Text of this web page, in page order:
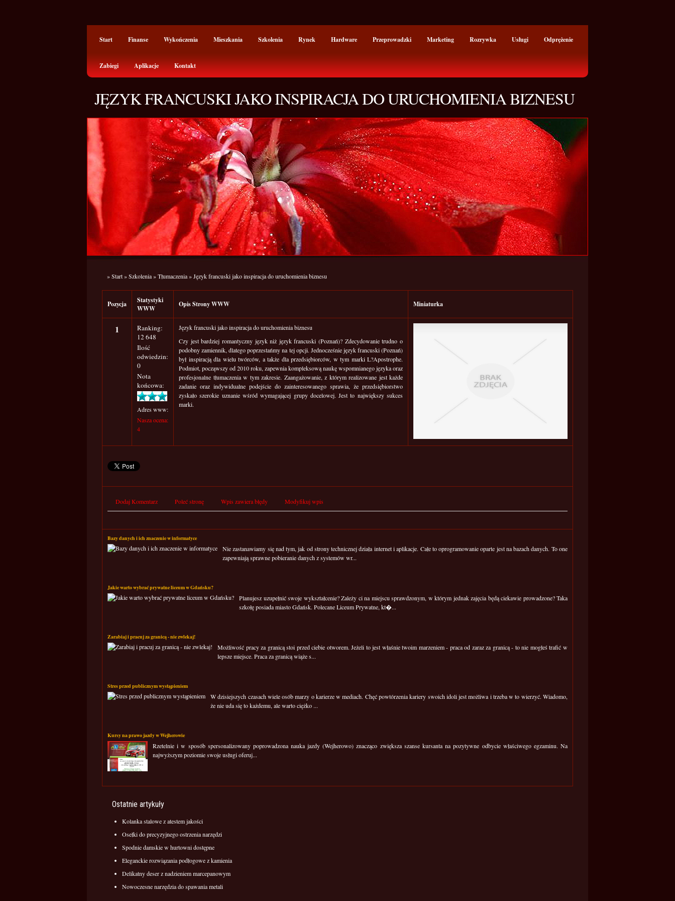
Start Finanse Wykończenia Mieszkania Szkolenia Rynek Hardware Przeprowadzki Marketing Rozrywka Usługi Odprężenie
Zabiegi Aplikacje Kontakt
JĘZYK FRANCUSKI JAKO INSPIRACJA DO URUCHOMIENIA BIZNESU
»Start»Szkolenia»Tłumaczenia»Język francuski jako inspiracja do uruchomienia biznesu
Pozycja
Statystyki
WWW
Opis Strony WWW Miniaturka
1
Ranking:
12 648
Ilość
odwiedzin:
0
Nota
końcowa:
Adres www:
Nasza ocena:
4
Język francuski jako inspiracja do uruchomienia biznesu
Czy jest bardziej romantyczny język niż język francuski (Poznań)? Zdecydowanie trudno o
podobny zamiennik, dlatego poprzestańmy na tej opcji. Jednocześnie język francuski (Poznań)
był inspiracją dla wielu twórców, a także dla przedsiębiorców, w tym marki L?Apostrophe.
Podmiot, począwszy od 2010 roku, zapewnia kompleksową naukę wspomnianego języka oraz
profesjonalne tłumaczenia w tym zakresie. Zaangażowanie, z którym realizowane jest każde
zadanie oraz indywidualne podejście do zainteresowanego sprawia, że przedsiębiorstwo
zyskało szerokie uznanie wśród wymagającej grupy docelowej. Jest to największy sukces
marki.
Dodaj Komentarz Poleć stronę Wpis zawiera błędy Modyfikuj wpis
Bazy danych i ich znaczenie w informatyce
Nie zastanawiamy się nad tym, jak od strony technicznej działa internet i aplikacje. Całe to oprogramowanie oparte jest na bazach danych. To one
zapewniają sprawne pobieranie danych z systemów wr...
Jakie warto wybrać prywatne liceum w Gdańsku?
Planujesz uzupełnić swoje wykształcenie? Zależy ci na miejscu sprawdzonym, w którym jednak zajęcia będą ciekawie prowadzone? Taka
szkołę posiada miasto Gdańsk. Polecane Liceum Prywatne, kt�...
Zarabiaj i pracuj za granicą - nie zwlekaj!
Możliwość pracy za granicą stoi przed ciebie otworem. Jeżeli to jest właśnie twoim marzeniem - praca od zaraz za granicą - to nie mogłeś trafić w
lepsze miejsce. Praca za granicą wiąże s...
Stres przed publicznym wystąpieniem
W dzisiejszych czasach wiele osób marzy o karierze w mediach. Chęć powtórzenia kariery swoich idoli jest możliwa i trzeba w to wierzyć. Wiadomo,
że nie uda się to każdemu, ale warto ciężko ...
Kursy na prawo jazdy w Wejherowie
Rzetelnie i w sposób spersonalizowany poprowadzona nauka jazdy (Wejherowo) znacząco zwiększa szanse kursanta na pozytywne odbycie właściwego egzaminu. Na
najwyższym poziomie swoje usługi oferuj...
Ostatnie artykuły
Kolanka stalowe z atestem jakości
Osełki do precyzyjnego ostrzenia narzędzi
Spodnie damskie w hurtowni dostępne
Eleganckie rozwiązania podłogowe z kamienia
Delikatny deser z nadzieniem marcepanowym
Nowoczesne narzędzia do spawania metali